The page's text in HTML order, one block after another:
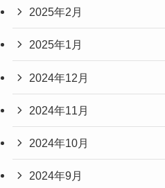
2025年2月
2025年1月
2024年12月
2024年11月
2024年10月
2024年9月